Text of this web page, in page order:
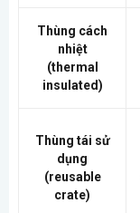
Thùng cách
nhiệt
(thermal
insulated)
Thùng tái sử
dụng
(reusable
crate)